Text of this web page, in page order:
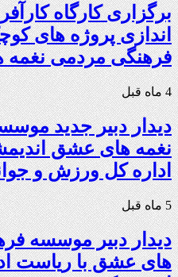
برگزاری کارگاه
اندازی پروژه های
فرهنگی مردمی
4 ماه قبل
دیدار دبیر جدید
نغمه های عشق
اداره کل ورزش و
5 ماه قبل
دیدار دبیر موسسه
های عشق با ریاست